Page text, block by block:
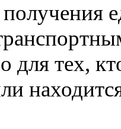
для тех,